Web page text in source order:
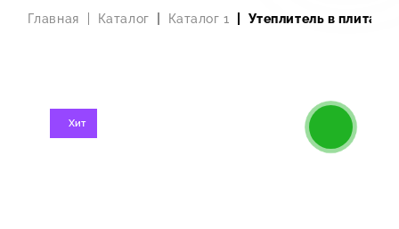
УСЛУГИ
ПОРТФОЛИО
Главная Каталог Каталог 1 Утеплитель в
Хит